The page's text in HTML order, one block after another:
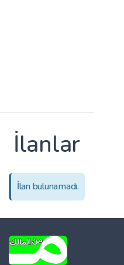
İlanlar
İlan bulunamadı.